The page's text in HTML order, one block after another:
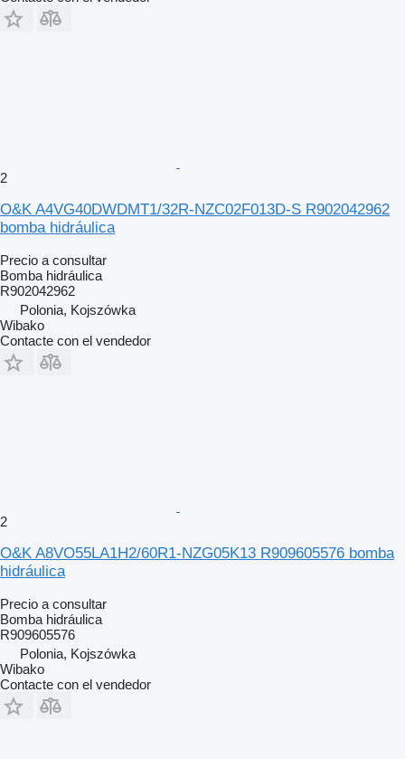
2
O&K A4VG40DWDMT1/32R-NZC02F013D-S R902042962
bomba hidráulica
Precio a consultar
Bomba hidráulica
R902042962
Polonia, Kojszówka
Wibako
Contacte con el vendedor
2
O&K A8VO55LA1H2/60R1-NZG05K13 R909605576 bomba
hidráulica
Precio a consultar
Bomba hidráulica
R909605576
Polonia, Kojszówka
Wibako
Contacte con el vendedor